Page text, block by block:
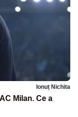
Ionuț Nichita
Milan. Ce a